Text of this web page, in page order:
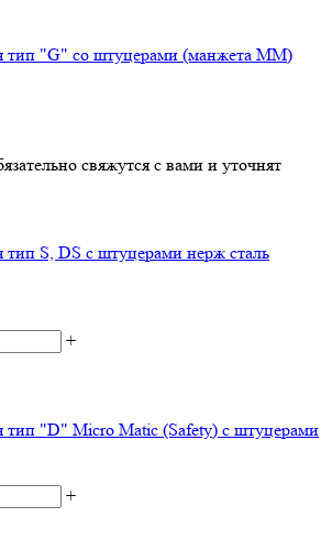
тип "G" со штуцерами (манжета ММ)
свяжутся с вами и уточнят
тип S, DS с штуцерами нерж сталь
+
тип "D" Micro Matic (Safety) с штуцерами
+